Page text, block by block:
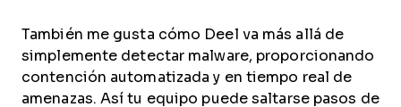
También me gusta cómo Deel va más allá de
simplemente detectar malware, proporcionando
contención automatizada y en tiempo real de
amenazas. Así tu equipo puede saltarse pasos de